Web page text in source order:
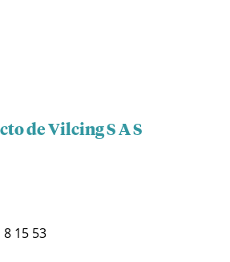
de Vilcing S A S
8 15 53